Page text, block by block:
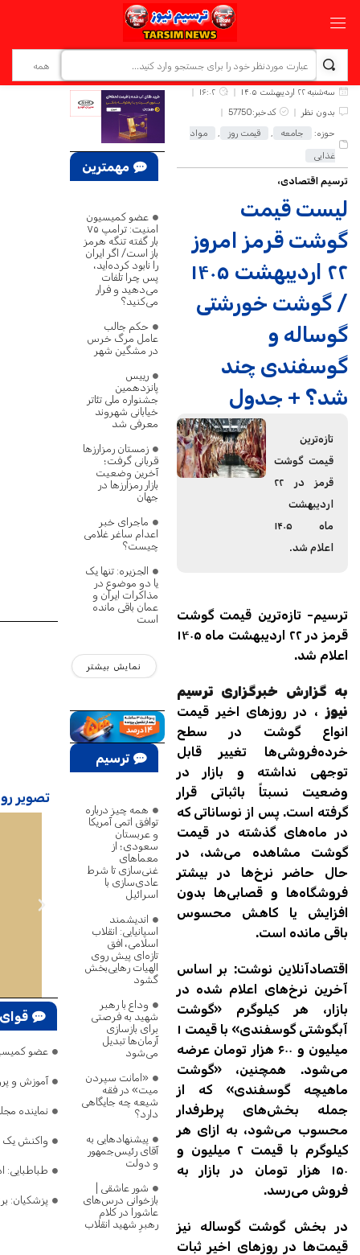
سه‌شنبه ۲۲ اردیبهشت ۱۴۰۵
۱۶:۰۲
بدون نظر
کدخبر:57750
حوزه:
جامعه , قیمت روز , مواد
غذایی
ترسیم اقتصادی،
لیست قیمت
گوشت قرمز امروز
۲۲ اردیبهشت ۱۴۰۵
/ گوشت خورشتی
گوساله و
گوسفندی چند
شد؟ + جدول
تازه‌ترین
قیمت گوشت
قرمز در ۲۲
اردیبهشت
ماه ۱۴۰۵
اعلام شد.
ترسیم- تازه‌ترین قیمت گوشت
قرمز در ۲۲ اردیبهشت ماه ۱۴۰۵
اعلام شد.
به گزارش خبرگزاری ترسیم
نیوز ، در روزهای اخیر قیمت
انواع گوشت در سطح
خرده‌فروشی‌ها تغییر قابل
توجهی نداشته و بازار در
وضعیت نسبتاً باثباتی قرار
گرفته است. پس از نوساناتی که
در ماه‌های گذشته در قیمت
گوشت مشاهده می‌شد، در
حال حاضر نرخ‌ها در بیشتر
فروشگاه‌ها و قصابی‌ها بدون
افزایش یا کاهش محسوس
باقی مانده است.
اقتصادآنلاین نوشت: بر اساس
آخرین نرخ‌های اعلام شده در
بازار، هر کیلوگرم «گوشت
آبگوشتی گوسفندی» با قیمت ۱
میلیون و ۶۰۰ هزار تومان عرضه
می‌شود. همچنین، «گوشت
ماهیچه گوسفندی» که از
جمله بخش‌های پرطرفدار
محسوب می‌شود، به ازای هر
کیلوگرم با قیمت ۲ میلیون و
۱۵۰ هزار تومان در بازار به
فروش می‌رسد.
در بخش گوشت گوساله نیز
قیمت‌ها در روزهای اخیر ثبات
مهمترین
عضو کمیسیون
امنیت: ترامپ ۷۵
بار گفته تنگه هرمز
باز است/ اگر ایران
را نابود کرده‌اید،
پس چرا تلفات
می‌دهید و فرار
می‌کنید؟
حکم جالب
عامل مرگ خرس
در مشگین‌ شهر
رییس
پانزدهمین
جشنواره ملی تئاتر
خیابانی شهروند
معرفی شد
زمستان رمزارزها
قربانی گرفت؛
آخرین وضعیت
بازار رمزارزها در
جهان
ماجرای خبر
اعدام ساغر غلامی
چیست؟
الجزیره: تنها یک
یا دو موضوع در
مذاکرات ایران و
عمان باقی مانده
است
نمایش بیشتر
ترسیم
همه چیز درباره
توافق اتمی آمریکا
و عربستان
سعودی؛ از
معماهای
غنی‌سازی تا شرط
عادی‌سازی با
اسرائیل
اندیشمند
اسپانیایی: انقلاب
اسلامی، افق
تازه‌ای پیش روی
الهیات رهایی‌بخش
گشود
وداع با رهبر
شهید به فرصتی
برای بازسازی
آرمان‌ها تبدیل
می‌شود
«امانت سپردن
میت» در فقه
شیعه چه جایگاهی
دارد؟
پیشنهادهایی به
آقای رئیس‌جمهور
و دولت
شور عاشقی |
بازخوانی درس‌های
عاشورا در کلام
رهبرِ شهید انقلاب
تصویر
عضو کمیسیون امنیت: ترامپ ۷۵ بار گفته تنگه
آموزش و
نماینده
واکنش یک
پزشکیان: